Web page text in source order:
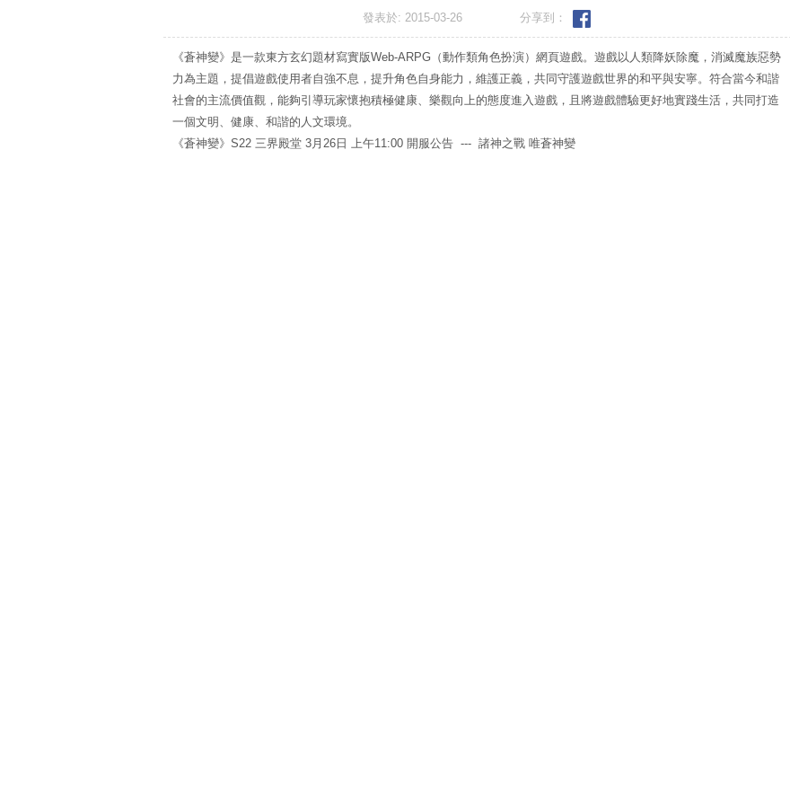
發表於: 2015-03-26 分享到：
《蒼神變》是一款東方玄幻題材寫實版Web-ARPG（動作類角色扮演）網頁遊戲。遊戲以人類降妖除魔，消滅魔族惡勢
力為主題，提倡遊戲使用者自強不息，提升角色自身能力，維護正義，共同守護遊戲世界的和平與安寧。符合當今和諧
社會的主流價值觀，能夠引導玩家懷抱積極健康、樂觀向上的態度進入遊戲，且將遊戲體驗更好地實踐生活，共同打造
一個文明、健康、和諧的人文環境。
《蒼神變》S22 三界殿堂 3月26日 上午11:00 開服公告 --- 諸神之戰 唯蒼神變